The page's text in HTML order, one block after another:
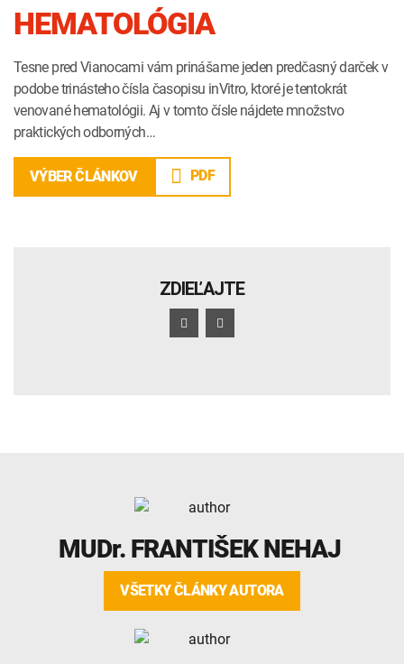
HEMATOLÓGIA
Tesne pred Vianocami vám prinášame jeden predčasný darček v
podobe trinásteho čísla časopisu inVitro, ktoré je tentokrát
venované hematológii. Aj v tomto čísle nájdete množstvo
praktických odborných…
VÝBER ČLÁNKOV PDF
ZDIEĽAJTE
MUDr. FRANTIŠEK NEHAJ
VŠETKY ČLÁNKY AUTORA